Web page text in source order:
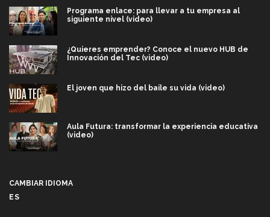
Programa enlace: para llevar a tu empresa al
siguiente nivel (video)
¿Quieres emprender? Conoce el nuevo HUB de
Innovación del Tec (video)
El joven que hizo del baile su vida (video)
Aula Futura: transformar la experiencia educativa
(video)
CAMBIAR IDIOMA
ES